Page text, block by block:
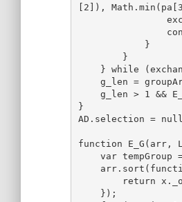
[2]),
}
AD.selection =
function E_G(arr,